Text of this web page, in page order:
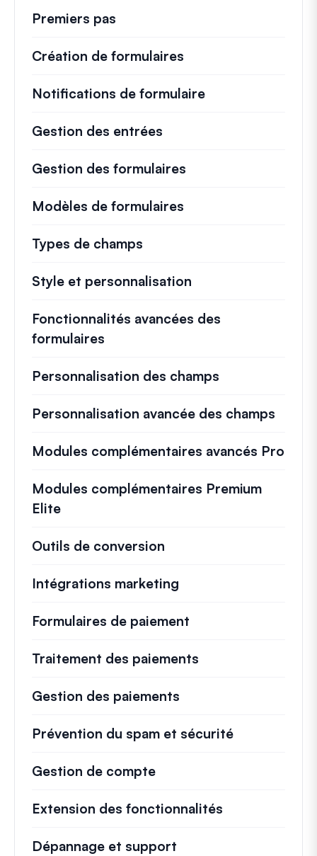
Premiers pas
Création de formulaires
Notifications de formulaire
Gestion des entrées
Gestion des formulaires
Modèles de formulaires
Types de champs
Style et personnalisation
Fonctionnalités avancées des
formulaires
Personnalisation des champs
Personnalisation avancée des champs
Modules complémentaires avancés Pro
Modules complémentaires Premium
Elite
Outils de conversion
Intégrations marketing
Formulaires de paiement
Traitement des paiements
Gestion des paiements
Prévention du spam et sécurité
Gestion de compte
Extension des fonctionnalités
Dépannage et support